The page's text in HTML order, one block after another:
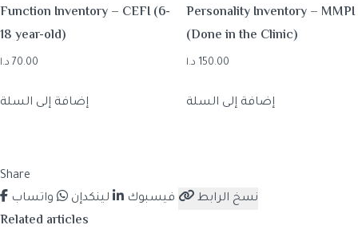
Personality Inventory – MMPI
(Done in the Clinic)
150.00 د.ا
إضافة إلى السلة
Function Inventory – CEFI (6-
18 year-old)
70.00 د.ا
إضافة إلى السلة
Share
فيسبوك
لينكدإن واتساب نسخ الرابط
Related articles